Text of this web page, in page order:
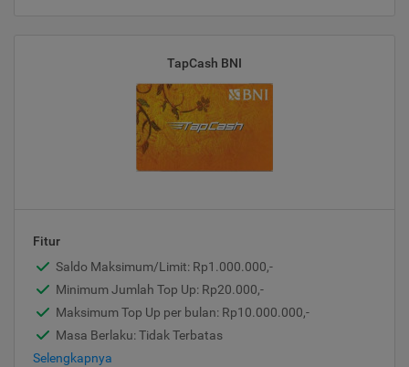
TapCash BNI
Fitur
Saldo Maksimum/Limit: Rp1.000.000,-
Minimum Jumlah Top Up: Rp20.000,-
Maksimum Top Up per bulan: Rp10.000.000,-
Masa Berlaku: Tidak Terbatas
Selengkapnya